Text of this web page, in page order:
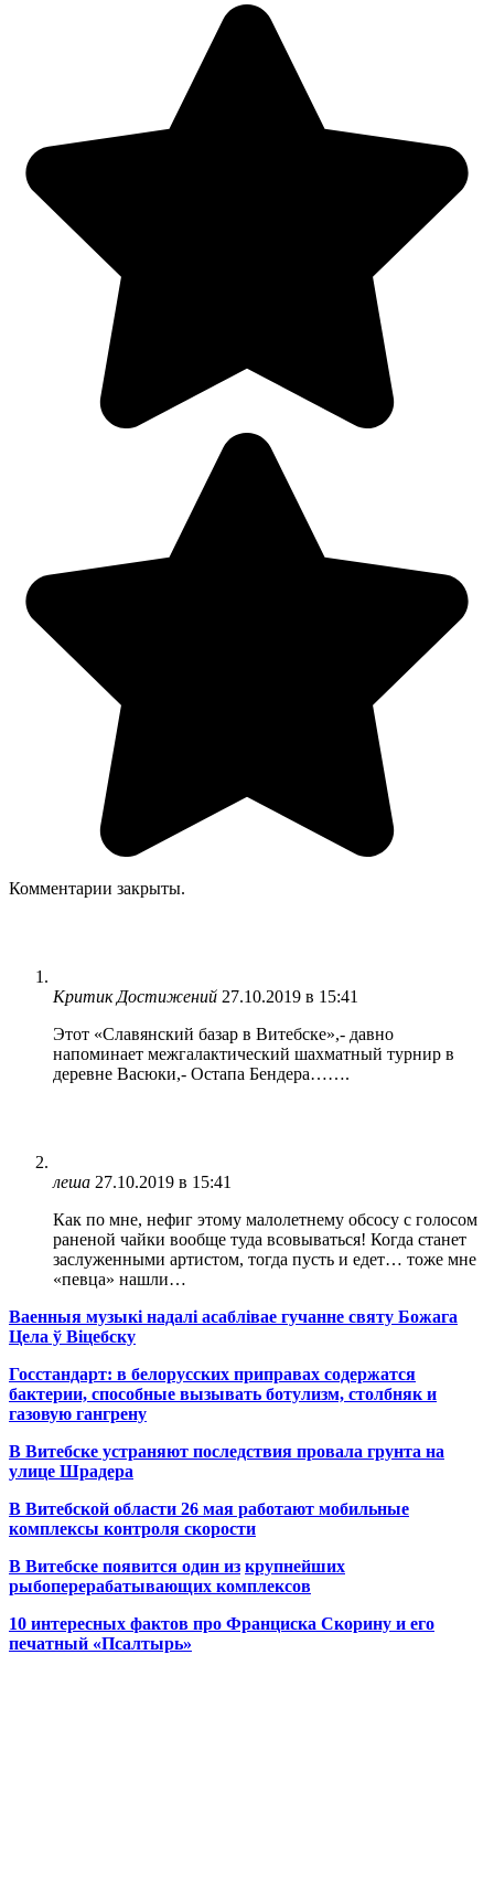
Комментарии закрыты.
Критик Достижений 27.10.2019 в 15:41
Этот «Славянский базар в Витебске»,- давно
напоминает межгалактический шахматный турнир в
деревне Васюки,- Остапа Бендера…….
леша 27.10.2019 в 15:41
Как по мне, нефиг этому малолетнему обсосу с голосом
раненой чайки вообще туда всовываться! Когда станет
заслуженными артистом, тогда пусть и едет… тоже мне
«певца» нашли…
Ваенныя музыкі надалі асаблівае гучанне святу Божага
Цела ў Віцебску
Госстандарт: в белорусских приправах содержатся
бактерии, способные вызывать ботулизм, столбняк и
газовую гангрену
В Витебске устраняют последствия провала грунта на
улице Шрадера
В Витебской области 26 мая работают мобильные
комплексы контроля скорости
В Витебске появится один из крупнейших
рыбоперерабатывающих комплексов
10 интересных фактов про Франциска Скорину и его
печатный «Псалтырь»